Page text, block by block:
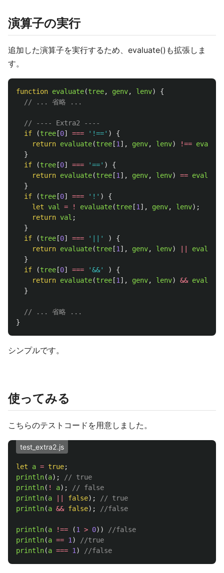
演算子の実行
追加した演算子を実行するため、evaluate()も拡張しま
す。
function evaluate(tree, genv, lenv)
{
// ... 省略 ...
// ---- Extra2 ----
if
(tree [0] === ' !==' )
{
return evaluate(tree [1 ], genv, lenv) !==
}
if
(tree [0] === '==' )
{
return evaluate(tree [1 ], genv, lenv) == evaluate
}
if
(tree [0] === ' ! ' )
{
let val = ! evaluate(tree [1 ], genv, lenv);
return val ;
}
if
(tree [0] === ' ' )
{
return evaluate(tree [1 ], genv, lenv)
evaluate
}
if
(tree [0] === '&&' )
{
return evaluate(tree [1 ], genv, lenv) && evaluate
}
// ... 省略 ...
}
シンプルです。
使ってみる
こちらのテストコードを用意しました。
test_extra2.js
let a = true;
println(a);
// true
println( ! a);
// false
println(a false);
// true
println(a && false); //false
println(a !== (1 > 0))
//false
println(a == 1 )
//true
println(a === 1 ) //false